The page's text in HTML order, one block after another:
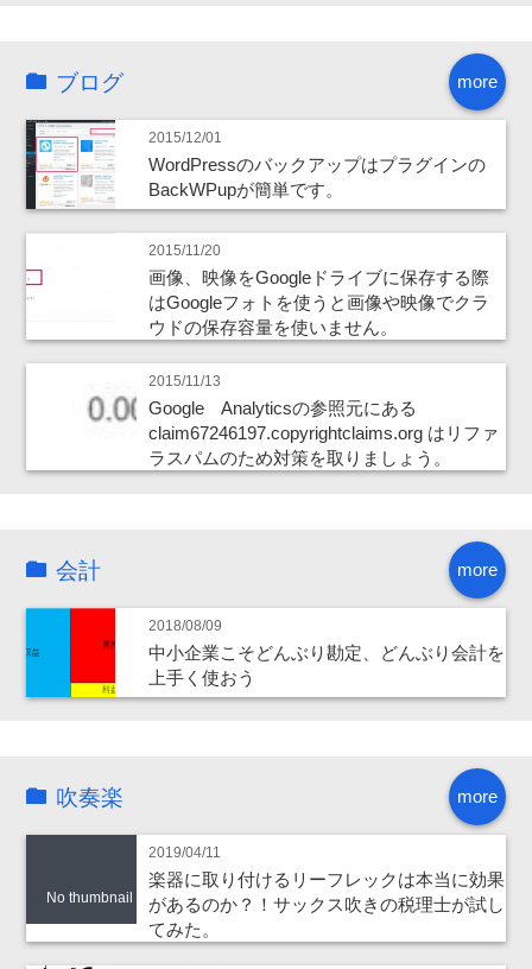
more
ブログ
2015/12/01
WordPressのバックアップはプラグインの
BackWPupが簡単です。
2015/11/20
画像、映像をGoogleドライブに保存する際
はGoogleフォトを使うと画像や映像でクラ
ウドの保存容量を使いません。
2015/11/13
Google Analyticsの参照元にある
claim67246197.copyrightclaims.org はリファ
ラスパムのため対策を取りましょう。
more
会計
2018/08/09
中小企業こそどんぶり勘定、どんぶり会計を
上手く使おう
more
吹奏楽
No thumbnail
2019/04/11
楽器に取り付けるリーフレックは本当に効果
があるのか？！サックス吹きの税理士が試し
てみた。